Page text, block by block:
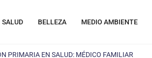
SALUD BELLEZA MEDIO AMBIENTE
PRIMARIA EN SALUD: MÉDICO FAMILIAR